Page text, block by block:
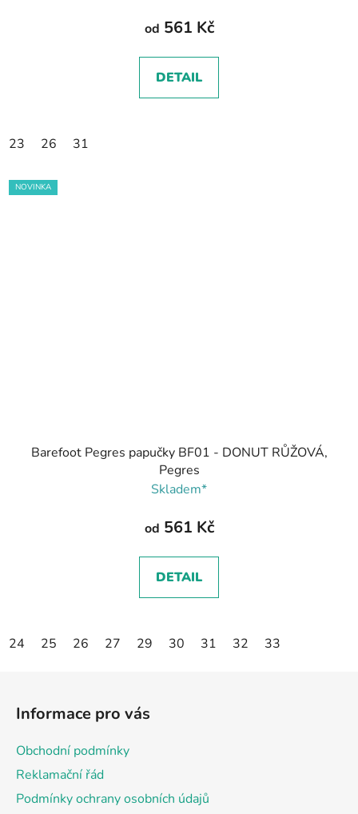
od 561 Kč
DETAIL
23 26 31
NOVINKA
Barefoot Pegres papučky BF01 - DONUT RŮŽOVÁ,
Pegres
Skladem*
od 561 Kč
DETAIL
24 25 26 27 29 30 31 32 33
Informace pro vás
Obchodní podmínky
Reklamační řád
Podmínky ochrany osobních údajů